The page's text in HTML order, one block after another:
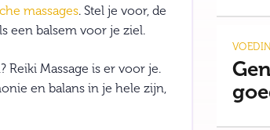
massages. Stel je voor, de
een balsem voor je ziel.
Massage is er voor je.
en balans in je hele zijn,